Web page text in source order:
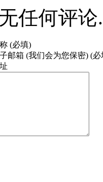
任何评论.
(必填)
邮箱 (我们会为您保密) (必